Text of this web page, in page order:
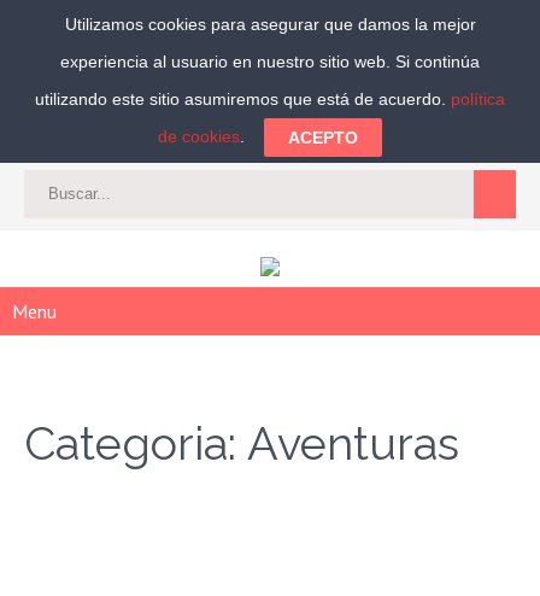
Síguenos:
CAT-ES| ACCEDER | REGISTRARSE
Menu
Categoria: Aventuras
Utilizamos cookies para asegurar que damos la mejor
experiencia al usuario en nuestro sitio web. Si continúa
utilizando este sitio asumiremos que está de acuerdo. política
de cookies
ACEPTO